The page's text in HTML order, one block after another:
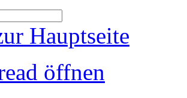
Hauptseite
öffnen